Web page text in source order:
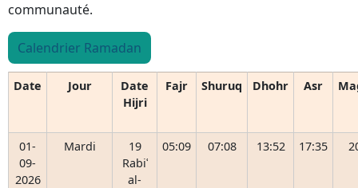
communauté.
Calendrier Ramadan
Date Jour
Date
Hijri
Fajr Shuruq Dhohr Asr
01-
09-
2026
Mardi
19
Rabiʿ
al-
05:09 07:08 13:52 17:35